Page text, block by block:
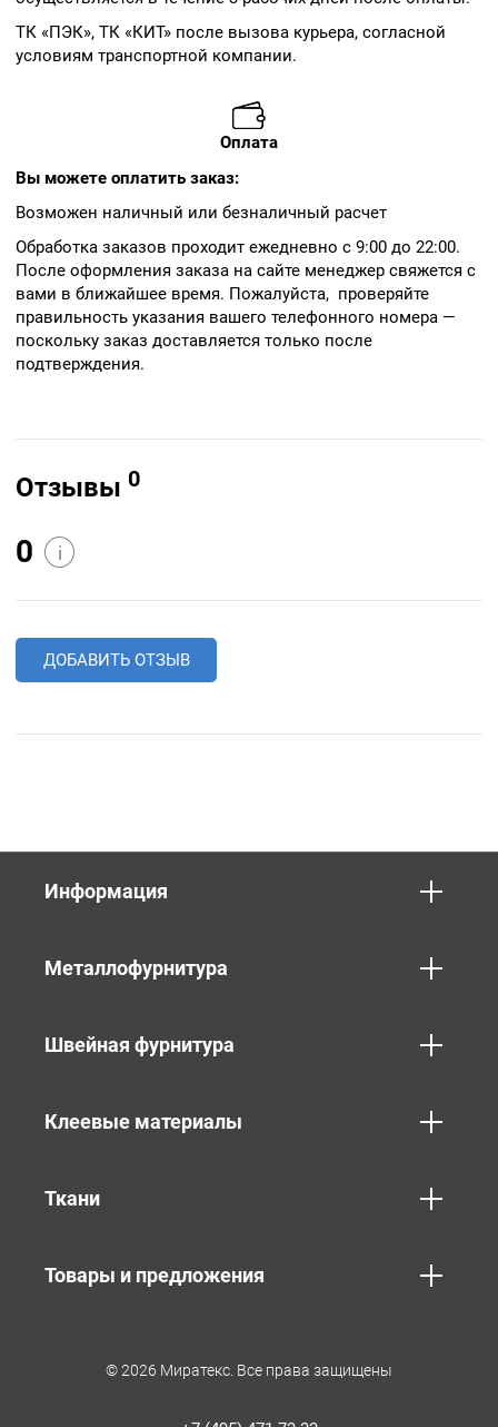
ТК «ПЭК», ТК «КИТ» после вызова курьера, согласной
условиям транспортной компании.
Оплата
Вы можете оплатить заказ:
Возможен наличный или безналичный расчет
Обработка заказов проходит ежедневно с 9:00 до 22:00.
После оформления заказа на сайте менеджер свяжется с
вами в ближайшее время. Пожалуйста, проверяйте
правильность указания вашего телефонного номера —
поскольку заказ доставляется только после
подтверждения.
Отзывы 0
0 i
ДОБАВИТЬ ОТЗЫВ
Информация
Металлофурнитура
Швейная фурнитура
Клеевые материалы
Ткани
Товары и предложения
© 2026 Миратекс. Все права защищены